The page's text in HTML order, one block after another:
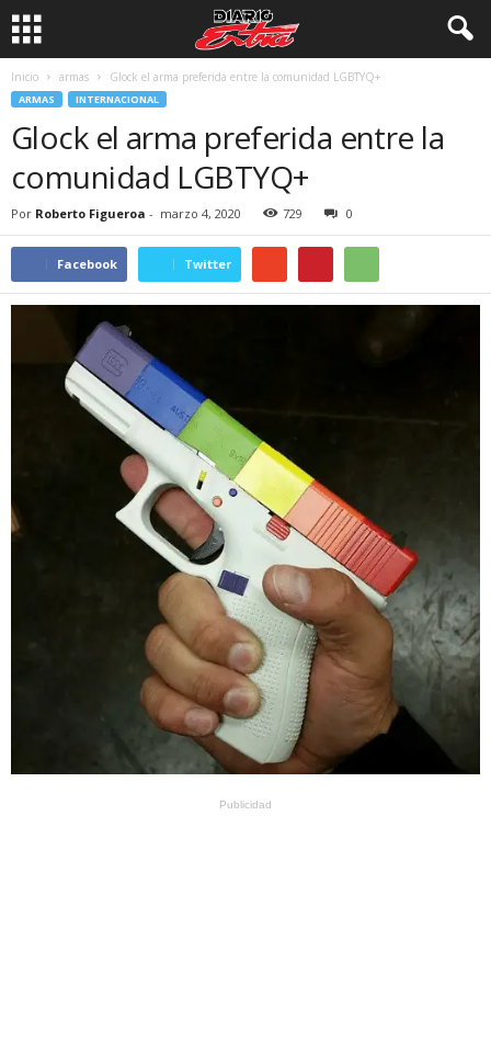
Inicio armas Glock el arma preferida entre la comunidad LGBTYQ+
ARMAS INTERNACIONAL
Glock el arma preferida entre la
comunidad LGBTYQ+
Por Roberto Figueroa - marzo 4, 2020 729 0
Facebook Twitter
Publicidad